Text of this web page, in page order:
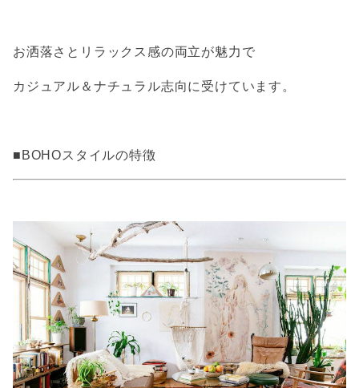
お洒落さとリラックス感の両立が魅力で
カジュアル＆ナチュラル志向に受けています。
■BOHOスタイルの特徴